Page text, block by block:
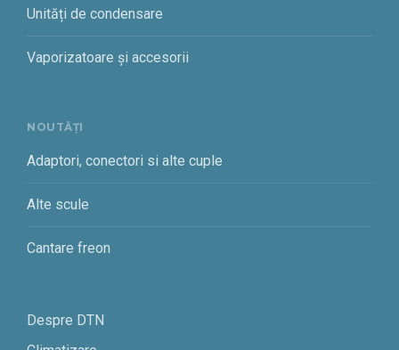
Unități de condensare
Vaporizatoare și accesorii
NOUTĂȚI
Adaptori, conectori si alte cuple
Alte scule
Cantare freon
Despre DTN